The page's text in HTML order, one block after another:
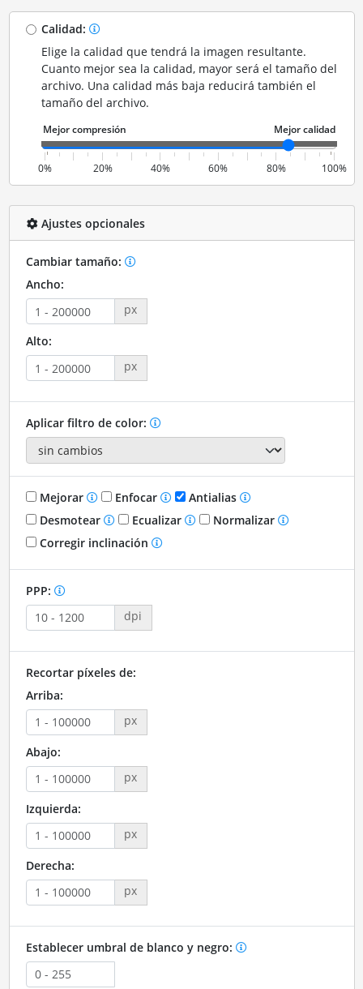
Calidad:
Elige la calidad que tendrá la imagen resultante.
Cuanto mejor sea la calidad, mayor será el tamaño del
archivo. Una calidad más baja reducirá también el
tamaño del archivo.
0% 20% 40% 60% 80% 100%
Ajustes opcionales
Cambiar tamaño:
Ancho:
px
Alto:
px
Aplicar filtro de color:
Mejorar Enfocar
Antialias
Desmotear
Ecualizar
Normalizar
Corregir inclinación
PPP:
dpi
Recortar píxeles de:
Arriba:
px
Abajo:
px
Izquierda:
px
Derecha:
px
Establecer umbral de blanco y negro: